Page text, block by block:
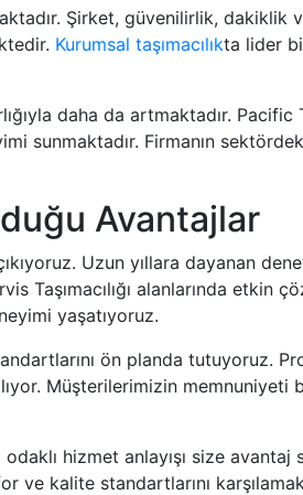
Şirket, güvenilirlik, dakiklik
Kurumsal taşımacılıkta lider
daha da artmaktadır.
sunmaktadır. Firmanın
Avantajlar
Uzun yıllara dayanan
Taşımacılığı alanlarında etkin
yaşatıyoruz.
ön planda tutuyoruz.
Müşterilerimizin memnuniyeti
hizmet anlayışı size avantaj
ve kalite standartlarını